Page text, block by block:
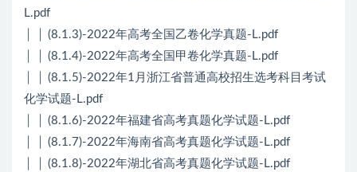
L.pdf
│ │ (8.1.3)-2022年高考全国乙卷化学真题-L.pdf
│ │ (8.1.4)-2022年高考全国甲卷化学真题-L.pdf
│ │ (8.1.5)-2022年1月浙江省普通高校招生选考科目考试
化学试题-L.pdf
│ │ (8.1.6)-2022年福建省高考真题化学试题-L.pdf
│ │ (8.1.7)-2022年海南省高考真题化学试题-L.pdf
│ │ (8.1.8)-2022年湖北省高考真题化学试题-L.pdf